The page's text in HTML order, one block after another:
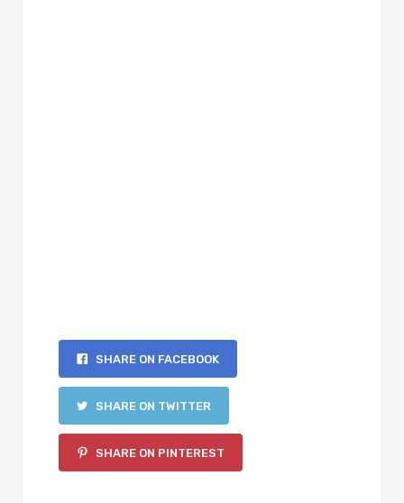
SHARE ON FACEBOOK
SHARE ON TWITTER
SHARE ON PINTEREST